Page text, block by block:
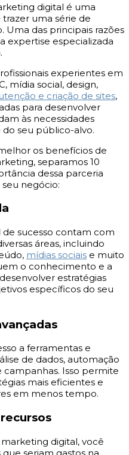
digital é uma
uma série de
Uma das principais razões
expertise especializada
experientes em
mídia social, design,
e criação de sites,
para desenvolver
às necessidades
seu público-alvo.
os benefícios de
separamos 10
dessa parceria
negócio:
sucesso contam com
áreas, incluindo
mídias sociais e muito
o conhecimento e a
estratégias
específicos do seu
a ferramentas e
de dados, automação
Isso permite
mais eficientes e
em menos tempo.
digital, você